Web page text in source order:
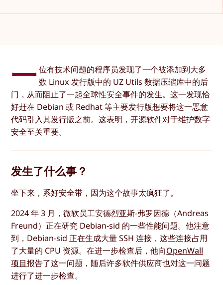
一位有技术问题的程序员发现了一个被添加到大多
数 Linux 发行版中的 UZ Utils 数据压缩库中的后
门，从而阻止了一起全球性安全事件的发生。这一发现恰
好赶在 Debian 或 Redhat 等主要发行版想要将这一恶意
代码引入其发行版之前。这表明，开源软件对于维护数字
安全至关重要。
发生了什么事？
坐下来，系好安全带，因为这个故事太疯狂了。
2024 年 3 月，微软员工安德烈亚斯-弗罗因德（Andreas
Freund）正在研究 Debian-sid 的一些性能问题。他注意
到，Debian-sid 正在生成大量 SSH 连接，这些连接占用
了大量的 CPU 资源。在进一步检查后，他向OpenWall
项目报告了这一问题，随后许多软件供应商也对这一问题
进行了进一步检查。